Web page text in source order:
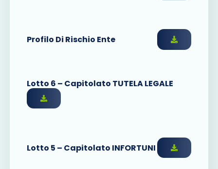
Profilo Di Rischio Ente
Lotto 6 – Capitolato TUTELA LEGALE
Lotto 5 – Capitolato INFORTUNI